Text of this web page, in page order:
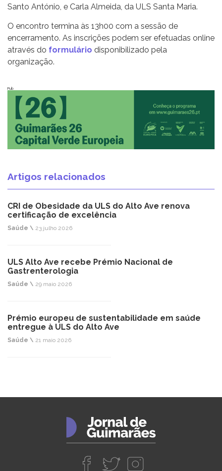
Santo António, e Carla Almeida, da ULS Santa Maria.
O encontro termina às 13h00 com a sessão de
encerramento. As inscrições podem ser efetuadas online
através do formulário disponibilizado pela
organização.
Pub
Artigos relacionados
CRI de Obesidade da ULS do Alto Ave renova
certificação de excelência
Saúde \ 23 julho 2026
ULS Alto Ave recebe Prémio Nacional de
Gastrenterologia
Saúde \ 29 maio 2026
Prémio europeu de sustentabilidade em saúde
entregue à ULS do Alto Ave
Saúde \ 21 maio 2026